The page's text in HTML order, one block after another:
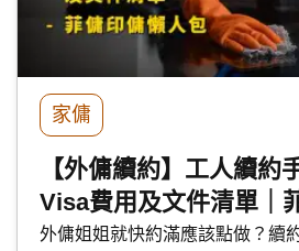
家傭
【外傭續約】工人續約
Visa費用及文件清單｜
人包
外傭姐姐就快約滿應該點做？續